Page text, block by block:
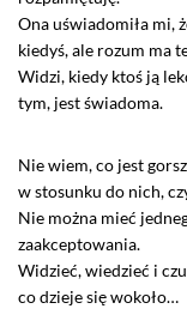
Ona uświadomiła mi,
kiedyś, ale rozum ma
Widzi, kiedy ktoś ją
tym, jest świadoma.
Nie wiem, co jest
w stosunku do nich,
Nie można mieć
zaakceptowania.
Widzieć, wiedzieć i
co dzieje się wokoło…